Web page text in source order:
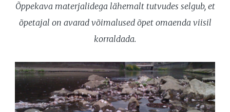
Õppekava materjalidega lähemalt tutvudes selgub, et
õpetajal on avarad võimalused õpet omaenda viisil
korraldada.